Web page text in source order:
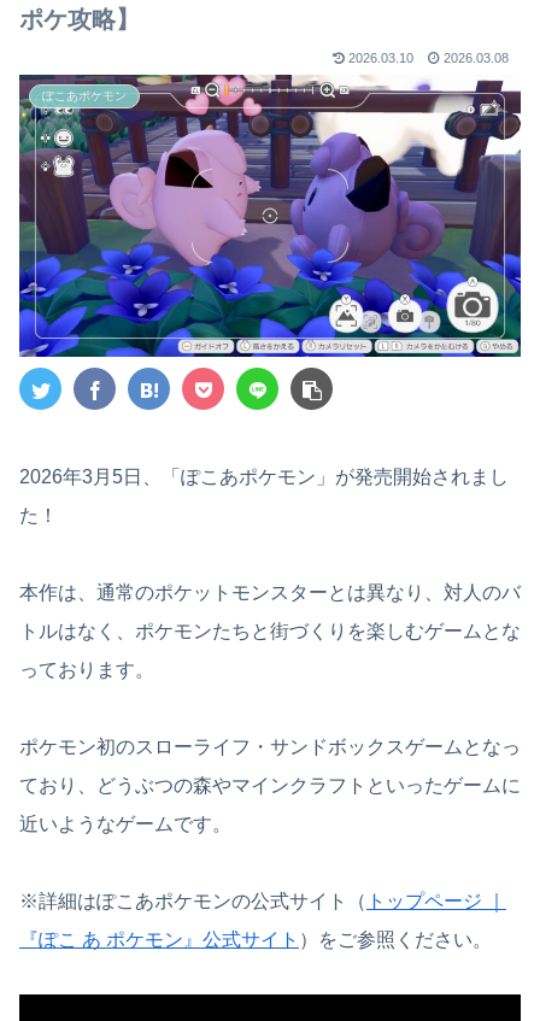
ポケ攻略】
2026.03.10 2026.03.08
ぽこあポケモン
2026年3月5日、「ぽこあポケモン」が発売開始されまし
た！
本作は、通常のポケットモンスターとは異なり、対人のバ
トルはなく、ポケモンたちと街づくりを楽しむゲームとな
っております。
ポケモン初のスローライフ・サンドボックスゲームとなっ
ており、どうぶつの森やマインクラフトといったゲームに
近いようなゲームです。
※詳細はぽこあポケモンの公式サイト（ トップページ ｜
『ぽこ あ ポケモン』公式サイト ）をご参照ください。